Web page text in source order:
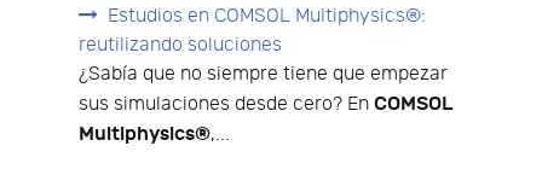
Estudios en COMSOL Multiphysics®:
reutilizando soluciones
¿Sabía que no siempre tiene que empezar
sus simulaciones desde cero? En COMSOL
Multiphysics®,...